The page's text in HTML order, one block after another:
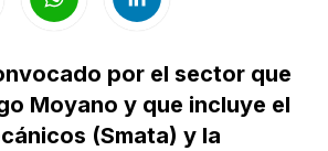
por el sector que
Moyano y que incluye el
(Smata) y la